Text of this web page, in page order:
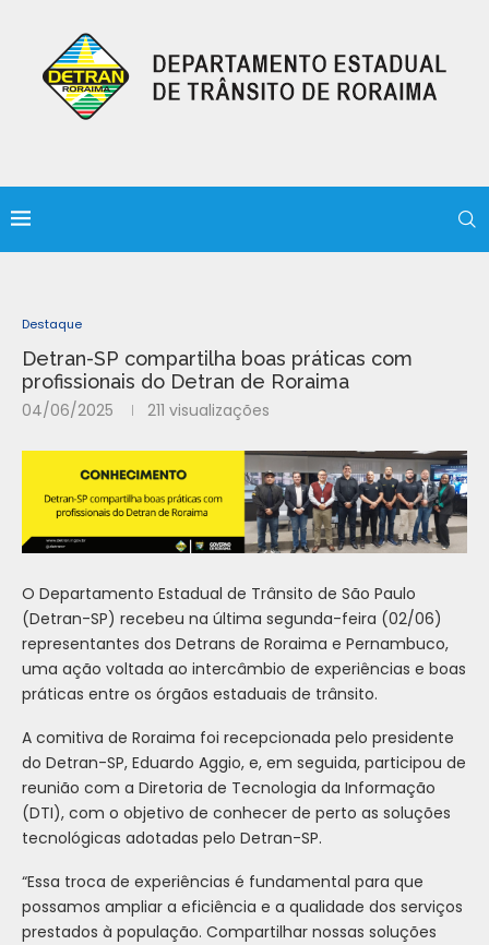
Destaque
Detran-SP compartilha boas práticas com
profissionais do Detran de Roraima
04/06/2025 211 visualizações
O Departamento Estadual de Trânsito de São Paulo
(Detran-SP) recebeu na última segunda-feira (02/06)
representantes dos Detrans de Roraima e Pernambuco,
uma ação voltada ao intercâmbio de experiências e boas
práticas entre os órgãos estaduais de trânsito.
A comitiva de Roraima foi recepcionada pelo presidente
do Detran-SP, Eduardo Aggio, e, em seguida, participou de
reunião com a Diretoria de Tecnologia da Informação
(DTI), com o objetivo de conhecer de perto as soluções
tecnológicas adotadas pelo Detran-SP.
“Essa troca de experiências é fundamental para que
possamos ampliar a eficiência e a qualidade dos serviços
prestados à população. Compartilhar nossas soluções